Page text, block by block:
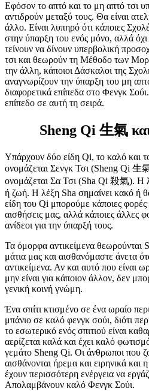
Εφόσον το απτό και το μη απτό τσι
αντιδρούν μεταξύ τους. Θα είναι
άλλο. Είναι λυπηρό ότι κάποιες
στην ύπαρξη του ενός μόνο, αλλά
τείνουν να δίνουν υπερβολική
τσι και θεωρούν τη Μέθοδο των
την άλλη, κάποιοι Δάσκαλοι της
αναγνωρίζουν την ύπαρξη του μη
διαφορετικά επίπεδα στο Φενγκ
επίπεδο σε αυτή τη σειρά.
Sheng Qi 生氣
Υπάρχουν δύο είδη Qi, το καλό και
ονομάζεται Σενγκ Τσι (Sheng Qi 生
ονομάζεται Σα Τσι (Sha Qi 殺氣). Η
ή ζωή. Η λέξη Sha σημαίνει κακό ή
είδη του Qi μπορούμε κάποιες φορές
αισθήσεις μας, αλλά κάποιες άλλες
ανίδεοι για την ύπαρξή τους.
Τα όμορφα αντικείμενα θεωρούνται
μάτια μας και αισθανόμαστε άνετα
αντικείμενα. Αν και αυτό που είναι
μην είναι για κάποιον άλλον, δεν
γενική κοινή γνώμη.
Ένα σπίτι κτισμένο σε ένα ωραίο
μπάνιο σε καλό φενγκ σούι, διότι
το εσωτερικό ενός σπιτιού είναι
αερίζεται καλά και έχει καλό
γεμάτο Sheng Qi. Οι άνθρωποι που
αισθάνονται ήρεμα και ειρηνικά και
έχουν περισσότερη ενέργεια να
Απολαμβάνουν καλό Φενγκ Σούι.